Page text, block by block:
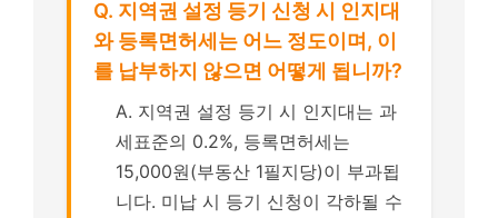
Q. 지역권 설정 등기 신청 시 인지대
와 등록면허세는 어느 정도이며, 이
를 납부하지 않으면 어떻게 됩니까?
A. 지역권 설정 등기 시 인지대는 과
세표준의 0.2%, 등록면허세는
15,000원(부동산 1필지당)이 부과됩
니다. 미납 시 등기 신청이 각하될 수